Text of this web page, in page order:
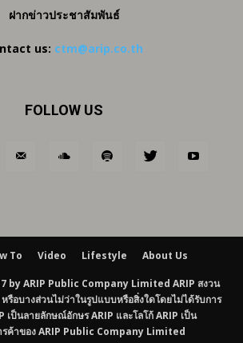
ฝากข่าวประชาสัมพันธ์
us: ctm@arip.co.th
FOLLOW US
To Video Lifestyle About Us
by ARIP Public Company Limited ARIP สงวน
อบางส่วนไม่ว่าในรูปแบบหรือสิ่งใดโดยไม่ได้รับการ
เป็นลายลักษณ์อักษร ARIP และโลโก้ ARIP เป็น
รค้าของ ARIP Public Company Limited